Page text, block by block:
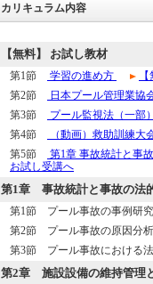
カリキュラム内容
【無料】 お試し教材
第1節 学習の進め方
第2節
日本プール管理業協
第3節
プール監視法（一部）
第4節
（動画）救助訓練大
第5節
第1章 事故統計と事
お試し受講へ
第1章 事故統計と事故の法
第1節 プール事故の事例研究
第2節 プール事故の原因分析
第3節 プール事故における
第2章 施設設備の維持管理